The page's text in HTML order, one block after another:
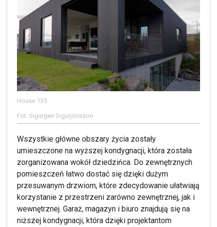
House 135
Fot. Sigurgeir Sigurjónsson
Wszystkie główne obszary życia zostały
umieszczone na wyższej kondygnacji, która została
zorganizowana wokół dziedzińca. Do zewnętrznych
pomieszczeń łatwo dostać się dzięki dużym
przesuwanym drzwiom, które zdecydowanie ułatwiają
korzystanie z przestrzeni zarówno zewnętrznej, jak i
wewnętrznej. Garaż, magazyn i biuro znajdują się na
niższej kondygnacji, która dzięki projektantom